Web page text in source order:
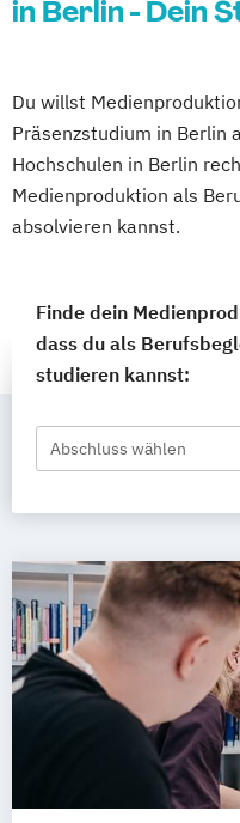
in Berlin - Dein
Du willst
Präsenzstudium in Berlin
Hochschulen in Berlin
Medienproduktion als
absolvieren kannst.
Finde dein
dass du als
studieren kannst:
Abschluss wählen